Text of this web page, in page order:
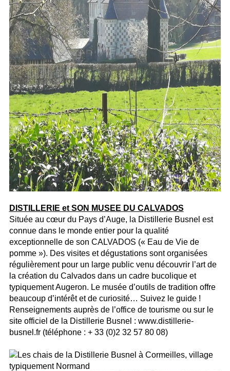
DISTILLERIE et SON MUSEE DU CALVADOS
Située au cœur du Pays d’Auge, la Distillerie Busnel est
connue dans le monde entier pour la qualité
exceptionnelle de son CALVADOS (« Eau de Vie de
pomme »). Des visites et dégustations sont organisées
régulièrement pour un large public venu découvrir l’art de
la création du Calvados dans un cadre bucolique et
typiquement Augeron. Le musée d’outils de tradition offre
beaucoup d’intérêt et de curiosité… Suivez le guide !
Renseignements auprès de l’office de tourisme ou sur le
site officiel de la Distillerie Busnel : www.distillerie-
busnel.fr (téléphone : + 33 (0)2 32 57 80 08)